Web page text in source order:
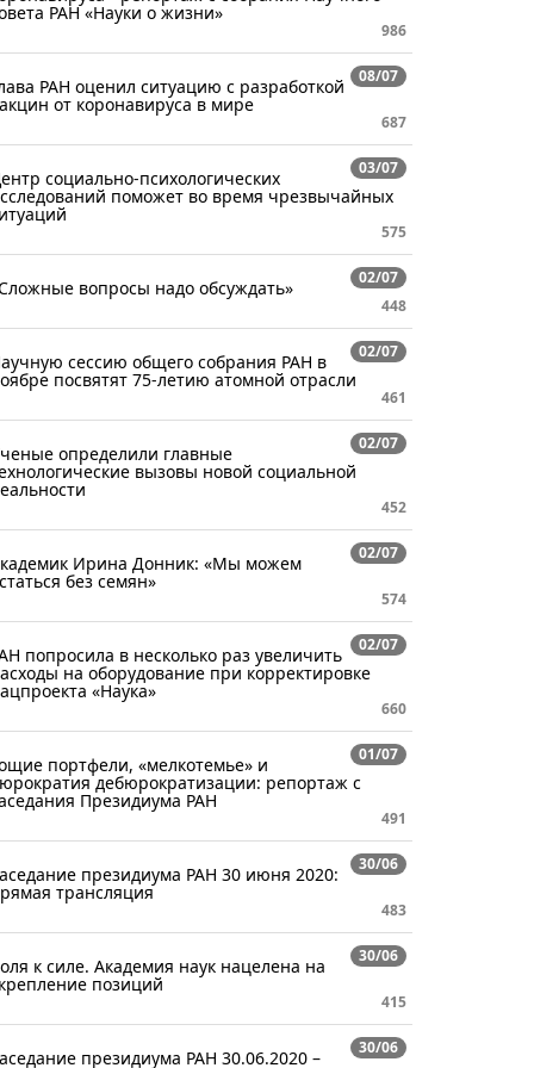
РАН «Науки о жизни»
986
08/07
РАН оценил ситуацию с разработкой
от коронавируса в мире
687
03/07
социально-психологических
поможет во время чрезвычайных
575
02/07
вопросы надо обсуждать»
448
02/07
сессию общего собрания РАН в
посвятят 75-летию атомной отрасли
461
02/07
определили главные
вызовы новой социальной
452
02/07
Ирина Донник: «Мы можем
без семян»
574
02/07
попросила в несколько раз увеличить
на оборудование при корректировке
«Наука»
660
01/07
портфели, «мелкотемье» и
дебюрократизации: репортаж с
Президиума РАН
491
30/06
президиума РАН 30 июня 2020:
трансляция
483
30/06
к силе. Академия наук нацелена на
позиций
415
30/06
президиума РАН 30.06.2020 –